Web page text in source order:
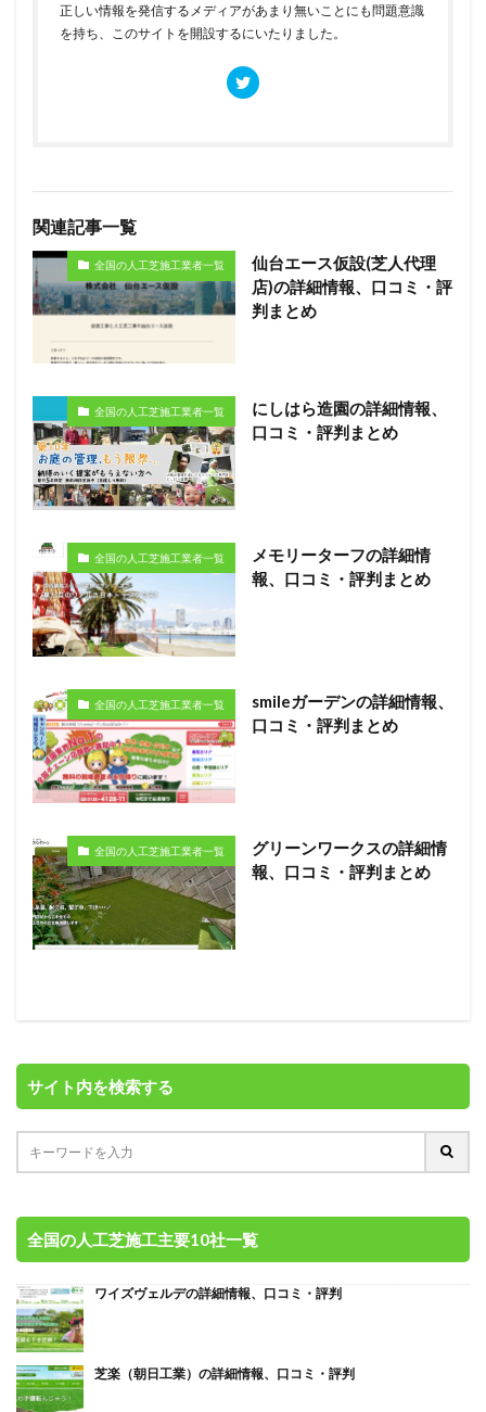
正しい情報を発信するメディアがあまり無いことにも問題意識
を持ち、このサイトを開設するにいたりました。
関連記事一覧
全国の人工芝施工業者一覧
仙台エース仮設(芝人代理
店)の詳細情報、口コミ・評
判まとめ
全国の人工芝施工業者一覧
にしはら造園の詳細情報、
口コミ・評判まとめ
全国の人工芝施工業者一覧
メモリーターフの詳細情
報、口コミ・評判まとめ
全国の人工芝施工業者一覧
smileガーデンの詳細情報、
口コミ・評判まとめ
全国の人工芝施工業者一覧
グリーンワークスの詳細情
報、口コミ・評判まとめ
サイト内を検索する
全国の人工芝施工主要10社一覧
ワイズヴェルデの詳細情報、口コミ・評判
芝楽（朝日工業）の詳細情報、口コミ・評判